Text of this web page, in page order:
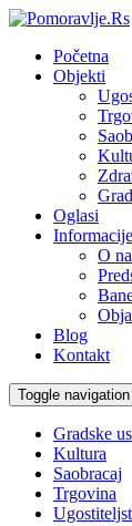
Početna
Objekti
Oglasi
Informacije
O
Blog
Kontakt
Toggle navigation
Gradske
Kultura
Saobracaj
Trgovina